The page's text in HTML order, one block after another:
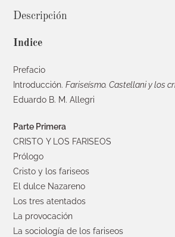
Descripción
Indice
Prefacio
Introducción.Fariseísmo. Castellani y los
Eduardo B. M. Allegri
Parte Primera
CRISTO Y LOS FARISEOS
Prólogo
Cristo y los fariseos
El dulce Nazareno
Los tres atentados
La provocación
La sociología de los fariseos